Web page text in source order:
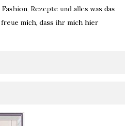
Rezepte und alles was das
mich, dass ihr mich hier